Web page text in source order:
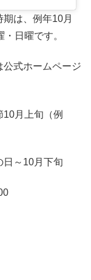
は、例年10月
日曜です。
式ホームページ
10月上旬（例
日～10月下旬